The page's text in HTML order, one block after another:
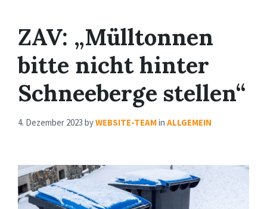
ZAV: „Mülltonnen
bitte nicht hinter
Schneeberge stellen“
4. Dezember 2023 byWEBSITE-TEAMin ALLGEMEIN